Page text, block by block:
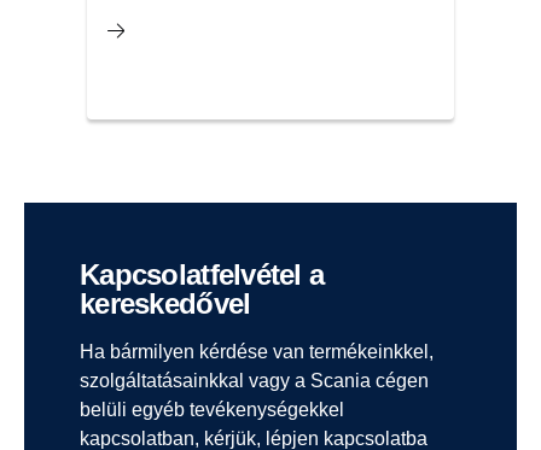
Kapcsolatfelvétel a
kereskedővel
Ha bármilyen kérdése van termékeinkkel,
szolgáltatásainkkal vagy a Scania cégen
belüli egyéb tevékenységekkel
kapcsolatban, kérjük, lépjen kapcsolatba